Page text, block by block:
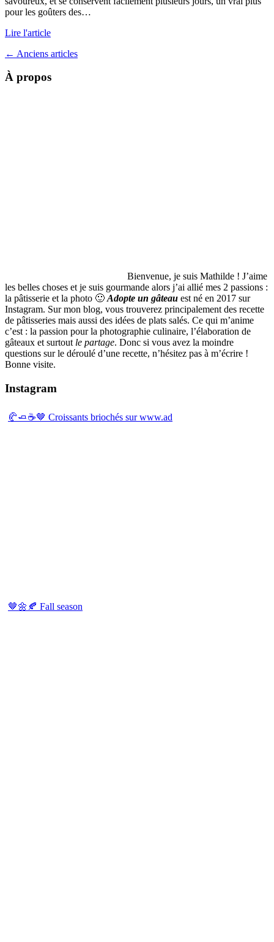
pour les goûters des…
Lire l'article
← Anciens articles
À propos
Bienvenue, je suis Mathilde ! J’aime
les belles choses et je suis gourmande alors j’ai allié mes 2 passions :
la pâtisserie et la photo 🙂 Adopte un gâteau est né en 2017 sur
Instagram. Sur mon blog, vous trouverez principalement des recette
de pâtisseries mais aussi des idées de plats salés. Ce qui m’anime
c’est : la passion pour la photographie culinaire, l’élaboration de
gâteaux et surtout le partage. Donc si vous avez la moindre
questions sur le déroulé d’une recette, n’hésitez pas à m’écrire !
Bonne visite.
Instagram
🥐🧈☕️🤎 Croissants briochés sur www.ad
🤎🌼🍂 Fall season